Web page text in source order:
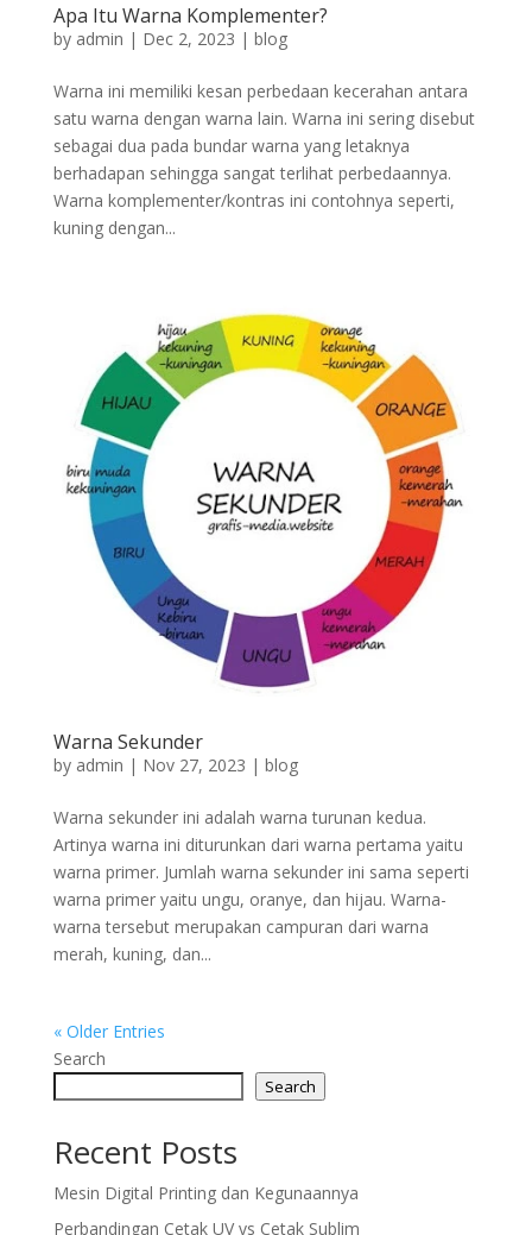
Apa Itu Warna Komplementer?
by admin | Dec 2, 2023 | blog
Warna ini memiliki kesan perbedaan kecerahan antara
satu warna dengan warna lain. Warna ini sering disebut
sebagai dua pada bundar warna yang letaknya
berhadapan sehingga sangat terlihat perbedaannya.
Warna komplementer/kontras ini contohnya seperti,
kuning dengan...
Warna Sekunder
by admin | Nov 27, 2023 | blog
Warna sekunder ini adalah warna turunan kedua.
Artinya warna ini diturunkan dari warna pertama yaitu
warna primer. Jumlah warna sekunder ini sama seperti
warna primer yaitu ungu, oranye, dan hijau. Warna-
warna tersebut merupakan campuran dari warna
merah, kuning, dan...
« Older Entries
Search
Search
Recent Posts
Mesin Digital Printing dan Kegunaannya
Perbandingan Cetak UV vs Cetak Sublim